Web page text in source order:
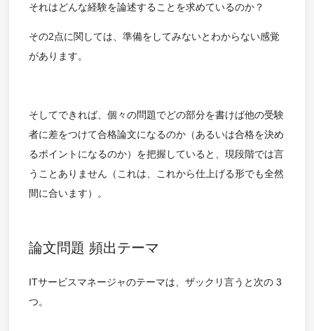
それはどんな経験を論述することを求めているのか？
その2点に関しては、準備をしてみないとわからない感覚
があります。
そしてできれば、個々の問題でどの部分を書けば他の受験
者に差をつけて合格論文になるのか（あるいは合格を決め
るポイントになるのか）を把握していると、現段階では言
うことありません（これは、これから仕上げる形でも全然
間に合います）。
論文問題 頻出テーマ
ITサービスマネージャのテーマは、ザックリ言うと次の 3
つ。